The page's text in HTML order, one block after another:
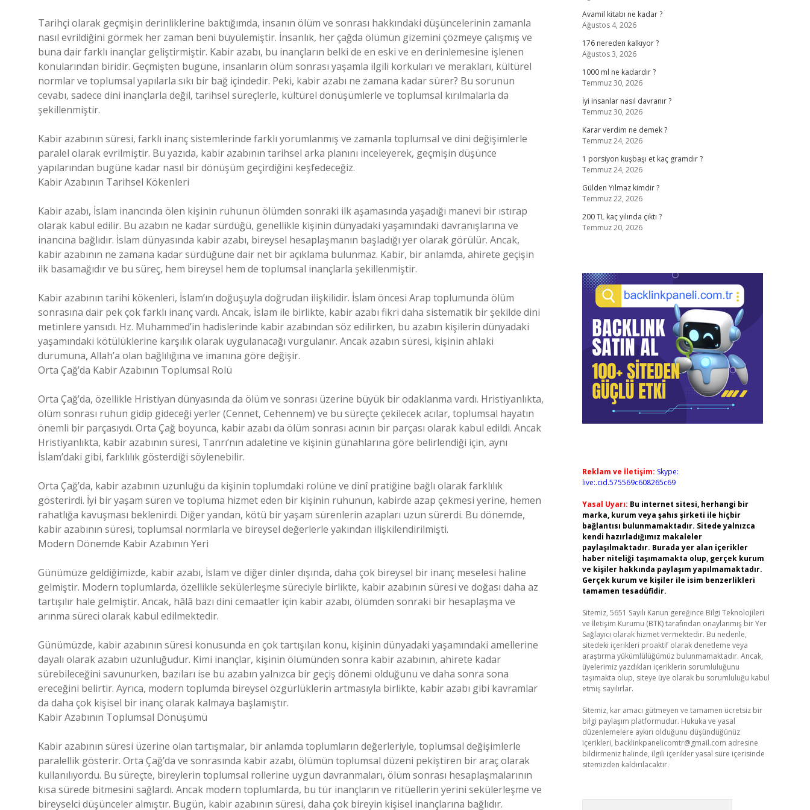
Tarihçi olarak geçmişin derinliklerine baktığımda, insanın ölüm ve sonrası hakkındaki düşüncelerinin zamanla
nasıl evrildiğini görmek her zaman beni büyülemiştir. İnsanlık, her çağda ölümün gizemini çözmeye çalışmış ve
buna dair farklı inançlar geliştirmiştir. Kabir azabı, bu inançların belki de en eski ve en derinlemesine işlenen
konularından biridir. Geçmişten bugüne, insanların ölüm sonrası yaşamla ilgili korkuları ve merakları, kültürel
normlar ve toplumsal yapılarla sıkı bir bağ içindedir. Peki, kabir azabı ne zamana kadar sürer? Bu sorunun
cevabı, sadece dini inançlarla değil, tarihsel süreçlerle, kültürel dönüşümlerle ve toplumsal kırılmalarla da
şekillenmiştir.
Kabir azabının süresi, farklı inanç sistemlerinde farklı yorumlanmış ve zamanla toplumsal ve dini değişimlerle
paralel olarak evrilmiştir. Bu yazıda, kabir azabının tarihsel arka planını inceleyerek, geçmişin düşünce
yapılarından bugüne kadar nasıl bir dönüşüm geçirdiğini keşfedeceğiz.
Kabir Azabının Tarihsel Kökenleri
Kabir azabı, İslam inancında ölen kişinin ruhunun ölümden sonraki ilk aşamasında yaşadığı manevi bir ıstırap
olarak kabul edilir. Bu azabın ne kadar sürdüğü, genellikle kişinin dünyadaki yaşamındaki davranışlarına ve
inancına bağlıdır. İslam dünyasında kabir azabı, bireysel hesaplaşmanın başladığı yer olarak görülür. Ancak,
kabir azabının ne zamana kadar sürdüğüne dair net bir açıklama bulunmaz. Kabir, bir anlamda, ahirete geçişin
ilk basamağıdır ve bu süreç, hem bireysel hem de toplumsal inançlarla şekillenmiştir.
Kabir azabının tarihi kökenleri, İslam’ın doğuşuyla doğrudan ilişkilidir. İslam öncesi Arap toplumunda ölüm
sonrasına dair pek çok farklı inanç vardı. Ancak, İslam ile birlikte, kabir azabı fikri daha sistematik bir şekilde dini
metinlere yansıdı. Hz. Muhammed’in hadislerinde kabir azabından söz edilirken, bu azabın kişilerin dünyadaki
yaşamındaki kötülüklerine karşılık olarak uygulanacağı vurgulanır. Ancak azabın süresi, kişinin ahlaki
durumuna, Allah’a olan bağlılığına ve imanına göre değişir.
Orta Çağ’da Kabir Azabının Toplumsal Rolü
Orta Çağ’da, özellikle Hristiyan dünyasında da ölüm ve sonrası üzerine büyük bir odaklanma vardı. Hristiyanlıkta,
ölüm sonrası ruhun gidip gideceği yerler (Cennet, Cehennem) ve bu süreçte çekilecek acılar, toplumsal hayatın
önemli bir parçasıydı. Orta Çağ boyunca, kabir azabı da ölüm sonrası acının bir parçası olarak kabul edildi. Ancak
Hristiyanlıkta, kabir azabının süresi, Tanrı’nın adaletine ve kişinin günahlarına göre belirlendiği için, aynı
İslam’daki gibi, farklılık gösterdiği söylenebilir.
Orta Çağ’da, kabir azabının uzunluğu da kişinin toplumdaki rolüne ve dinî pratiğine bağlı olarak farklılık
gösterirdi. İyi bir yaşam süren ve topluma hizmet eden bir kişinin ruhunun, kabirde azap çekmesi yerine, hemen
rahatlığa kavuşması beklenirdi. Diğer yandan, kötü bir yaşam sürenlerin azapları uzun sürerdi. Bu dönemde,
kabir azabının süresi, toplumsal normlarla ve bireysel değerlerle yakından ilişkilendirilmişti.
Modern Dönemde Kabir Azabının Yeri
Günümüze geldiğimizde, kabir azabı, İslam ve diğer dinler dışında, daha çok bireysel bir inanç meselesi haline
gelmiştir. Modern toplumlarda, özellikle sekülerleşme süreciyle birlikte, kabir azabının süresi ve doğası daha az
tartışılır hale gelmiştir. Ancak, hâlâ bazı dini cemaatler için kabir azabı, ölümden sonraki bir hesaplaşma ve
arınma süreci olarak kabul edilmektedir.
Günümüzde, kabir azabının süresi konusunda en çok tartışılan konu, kişinin dünyadaki yaşamındaki amellerine
dayalı olarak azabın uzunluğudur. Kimi inançlar, kişinin ölümünden sonra kabir azabının, ahirete kadar
sürebileceğini savunurken, bazıları ise bu azabın yalnızca bir geçiş dönemi olduğunu ve daha sonra sona
ereceğini belirtir. Ayrıca, modern toplumda bireysel özgürlüklerin artmasıyla birlikte, kabir azabı gibi kavramlar
da daha çok kişisel bir inanç olarak kalmaya başlamıştır.
Kabir Azabının Toplumsal Dönüşümü
Kabir azabının süresi üzerine olan tartışmalar, bir anlamda toplumların değerleriyle, toplumsal değişimlerle
paralellik gösterir. Orta Çağ’da ve sonrasında kabir azabı, ölümün toplumsal düzeni pekiştiren bir araç olarak
kullanılıyordu. Bu süreçte, bireylerin toplumsal rollerine uygun davranmaları, ölüm sonrası hesaplaşmalarının
kısa sürede bitmesini sağlardı. Ancak modern toplumlarda, bu tür inançların ve ritüellerin yerini sekülerleşme ve
bireyselci düşünceler almıştır. Bugün, kabir azabının süresi, daha çok bireyin kişisel inançlarına bağlıdır.
Avamil kitabı ne kadar ?
Ağustos 4, 2026
176 nereden kalkıyor ?
Ağustos 3, 2026
1000 ml ne kadardır ?
Temmuz 30, 2026
İyi insanlar nasıl davranır ?
Temmuz 30, 2026
Karar verdim ne demek ?
Temmuz 24, 2026
1 porsiyon kuşbaşı et kaç gramdır ?
Temmuz 24, 2026
Gülden Yılmaz kimdir ?
Temmuz 22, 2026
200 TL kaç yılında çıktı ?
Temmuz 20, 2026
Reklam ve İletişim: Skype:
live:.cid.575569c608265c69
Yasal Uyarı: Bu internet sitesi, herhangi bir
marka, kurum veya şahıs şirketi ile hiçbir
bağlantısı bulunmamaktadır. Sitede yalnızca
kendi hazırladığımız makaleler
paylaşılmaktadır. Burada yer alan içerikler
haber niteliği taşımamakta olup, gerçek kurum
ve kişiler hakkında paylaşım yapılmamaktadır.
Gerçek kurum ve kişiler ile isim benzerlikleri
tamamen tesadüfidir.
Sitemiz, 5651 Sayılı Kanun gereğince Bilgi Teknolojileri
ve İletişim Kurumu (BTK) tarafından onaylanmış bir Yer
Sağlayıcı olarak hizmet vermektedir. Bu nedenle,
sitedeki içerikleri proaktif olarak denetleme veya
araştırma yükümlülüğümüz bulunmamaktadır. Ancak,
üyelerimiz yazdıkları içeriklerin sorumluluğunu
taşımakta olup, siteye üye olarak bu sorumluluğu kabul
etmiş sayılırlar.
Sitemiz, kar amacı gütmeyen ve tamamen ücretsiz bir
bilgi paylaşım platformudur. Hukuka ve yasal
düzenlemelere aykırı olduğunu düşündüğünüz
içerikleri, backlinkpanelicomtr@gmail.com adresine
bildirmeniz halinde, ilgili içerikler yasal süre içerisinde
sitemizden kaldırılacaktır.